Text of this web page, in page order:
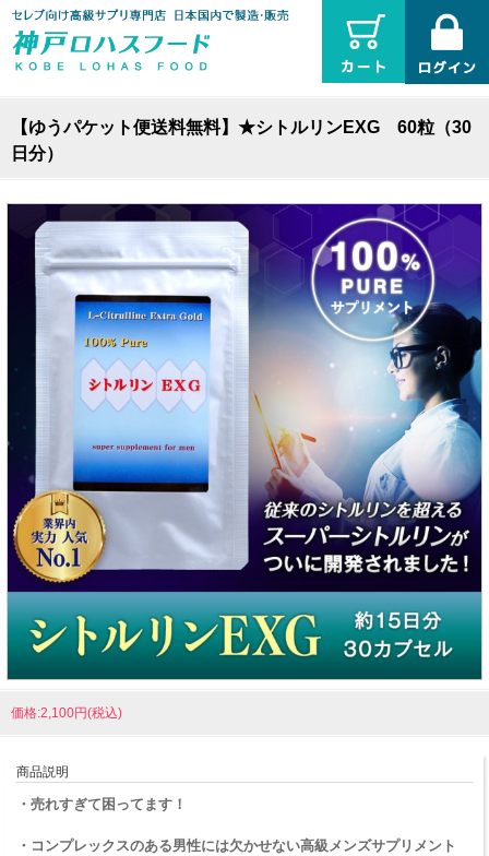
【ゆうパケット便送料無料】★シトルリンEXG 60粒（30
日分）
価格:2,100円(税込)
商品説明
・売れすぎて困ってます！
・コンプレックスのある男性には欠かせない高級メンズサプリメント